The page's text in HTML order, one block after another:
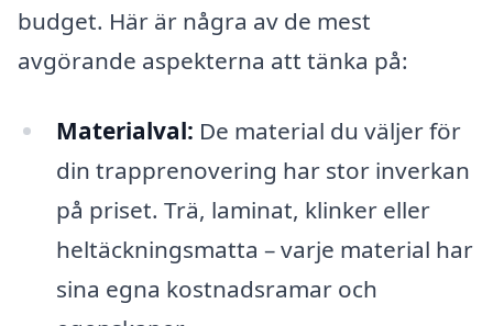
budget. Här är några av de mest
avgörande aspekterna att tänka på:
Materialval: De material du väljer för
din trapprenovering har stor inverkan
på priset. Trä, laminat, klinker eller
heltäckningsmatta – varje material har
sina egna kostnadsramar och